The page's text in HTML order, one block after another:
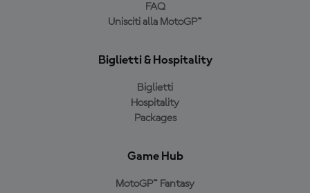
FAQ
Unisciti alla MotoGP™
Biglietti & Hospitality
Biglietti
Hospitality
Packages
Game Hub
MotoGP™ Fantasy